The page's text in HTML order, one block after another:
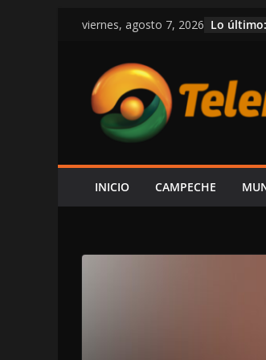
Saltar
contenido
viernes, agosto 7, 2026 Lo último:
INICIO
CAMPECHE